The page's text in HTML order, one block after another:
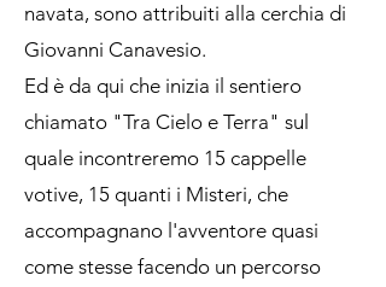
navata, sono attribuiti alla cerchia di
Giovanni Canavesio.
Ed è da qui che inizia il sentiero
chiamato "Tra Cielo e Terra" sul
quale incontreremo 15 cappelle
votive, 15 quanti i Misteri, che
accompagnano l'avventore quasi
come stesse facendo un percorso